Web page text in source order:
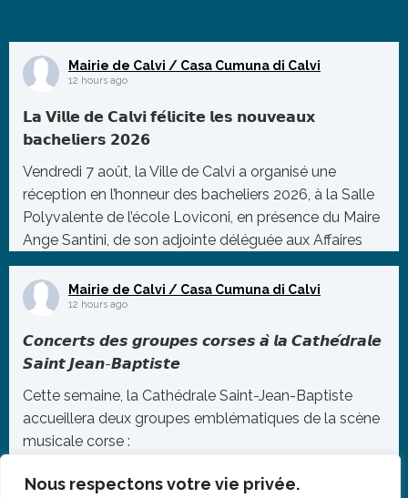
Nous respectons votre vie privée.
Mairie de Calvi / Casa Cumuna di Calvi
12 hours ago
𝗟𝗮 𝗩𝗶𝗹𝗹𝗲 𝗱𝗲 𝗖𝗮𝗹𝘃𝗶 𝗳𝗲́𝗹𝗶𝗰𝗶𝘁𝗲 𝗹𝗲𝘀 𝗻𝗼𝘂𝘃𝗲𝗮𝘂𝘅
𝗯𝗮𝗰𝗵𝗲𝗹𝗶𝗲𝗿𝘀 𝟮𝟬𝟮𝟲
Vendredi 7 août, la Ville de Calvi a organisé une
réception en l’honneur des bacheliers 2026, à la Salle
Polyvalente de l’école Loviconi, en présence du Maire
Ange Santini, de son adjointe déléguée aux Affaires
Scolaires, Sandra Vautier, ainsi que de plusieurs
membres du Conseil Municipal.
Photo
Mairie de Calvi / Casa Cumuna di Calvi
12 hours ago
𝘾𝙤𝙣𝙘𝙚𝙧𝙩𝙨 𝙙𝙚𝙨 𝙜𝙧𝙤𝙪𝙥𝙚𝙨 𝙘𝙤𝙧𝙨𝙚𝙨 𝙖̀ 𝙡𝙖 𝘾𝙖𝙩𝙝𝙚́𝙙𝙧𝙖𝙡𝙚
𝙎𝙖𝙞𝙣𝙩 𝙅𝙚𝙖𝙣-𝘽𝙖𝙥𝙩𝙞𝙨𝙩𝙚
Cette semaine, la Cathédrale Saint-Jean-Baptiste
accueillera deux groupes emblématiques de la scène
musicale corse :
▪️ Lundi 10 août – Cantu Nustrale